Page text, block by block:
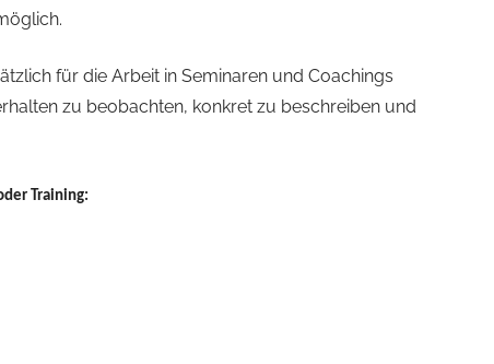
für die Arbeit in Seminaren und Coachings
zu beobachten, konkret zu beschreiben und
Training: